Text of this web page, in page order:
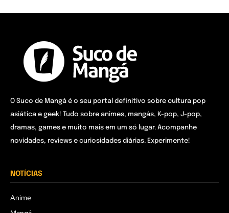
O Suco de Mangá é o seu portal definitivo sobre cultura pop
asiática e geek! Tudo sobre animes, mangás, K-pop, J-pop,
dramas, games e muito mais em um só lugar. Acompanhe
novidades, reviews e curiosidades diárias. Experimente!
NOTÍCIAS
Anime